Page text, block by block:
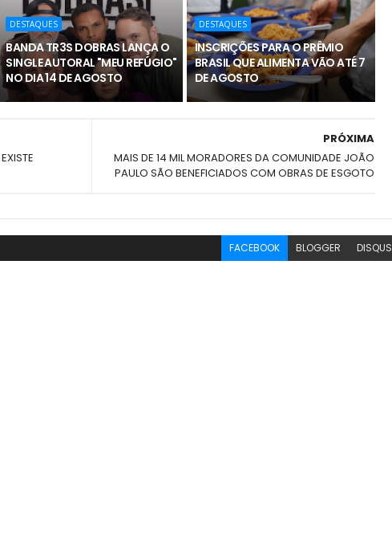
DESTAQUES
BANDA TR3S DOBRAS LANÇA O
SINGLE AUTORAL "MEU REFÚGIO"
NO DIA 14 DE AGOSTO
DESTAQUES
INSCRIÇÕES PARA O PRÊMIO
BRASIL QUE ALIMENTA VÃO ATÉ 7
DE AGOSTO
PRÓXIMA
MAIS DE 14 MIL MORADORES DA COMUNIDADE JOÃO
PAULO SÃO BENEFICIADOS COM OBRAS DE ESGOTO
FACEBOOK BLOGGER DISQUS